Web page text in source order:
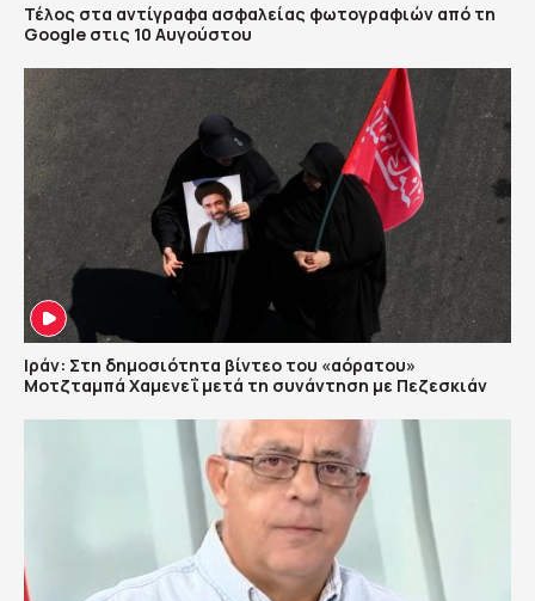
Τέλος στα αντίγραφα ασφαλείας φωτογραφιών από τη
Google στις 10 Αυγούστου
Ιράν: Στη δημοσιότητα βίντεο του «αόρατου»
Μοτζταμπά Χαμενεΐ μετά τη συνάντηση με Πεζεσκιάν